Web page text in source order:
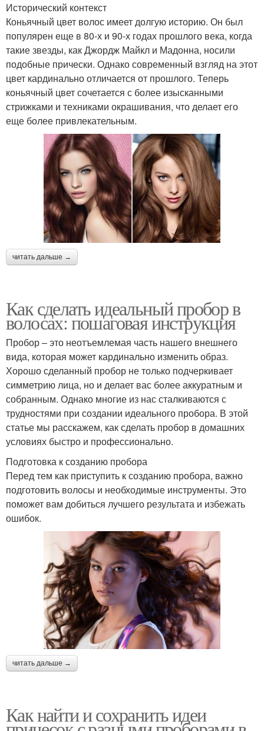
Исторический контекст
Коньячный цвет волос имеет долгую историю. Он был
популярен еще в 80-х и 90-х годах прошлого века, когда
такие звезды, как Джордж Майкл и Мадонна, носили
подобные прически. Однако современный взгляд на этот
цвет кардинально отличается от прошлого. Теперь
коньячный цвет сочетается с более изысканными
стрижками и техниками окрашивания, что делает его
еще более привлекательным.
читать дальше →
Как сделать идеальный пробор в
волосах: пошаговая инструкция
Пробор – это неотъемлемая часть нашего внешнего
вида, которая может кардинально изменить образ.
Хорошо сделанный пробор не только подчеркивает
симметрию лица, но и делает вас более аккуратным и
собранным. Однако многие из нас сталкиваются с
трудностями при создании идеального пробора. В этой
статье мы расскажем, как сделать пробор в домашних
условиях быстро и профессионально.
Подготовка к созданию пробора
Перед тем как приступить к созданию пробора, важно
подготовить волосы и необходимые инструменты. Это
поможет вам добиться лучшего результата и избежать
ошибок.
читать дальше →
Как найти и сохранить идеи